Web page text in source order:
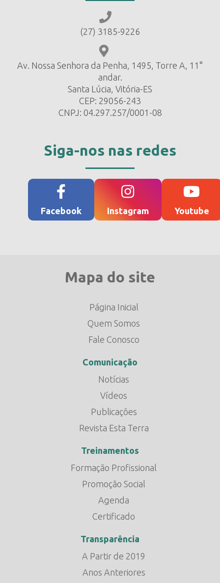
(27) 3185-9226
Av. Nossa Senhora da Penha, 1495, Torre A, 11°
andar.
Santa Lúcia, Vitória-ES
CEP: 29056-243
CNPJ: 04.297.257/0001-08
Siga-nos nas redes
Facebook Instagram Youtube
Mapa do site
Página Inicial
Quem Somos
Fale Conosco
Comunicação
Notícias
Vídeos
Publicações
Revista Esta Terra
Treinamentos
Formação Profissional
Promoção Social
Agenda
Certificado
Transparência
A Partir de 2019
Anos Anteriores